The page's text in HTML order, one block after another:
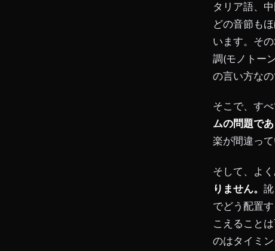
タリア語、
どの音節も
います。そ
調(モノトー
の言い方なの
そこで、す
ムの問題で
楽が間違っ
そして、よ
りません。
でどう配置
こえること
のはタイミ